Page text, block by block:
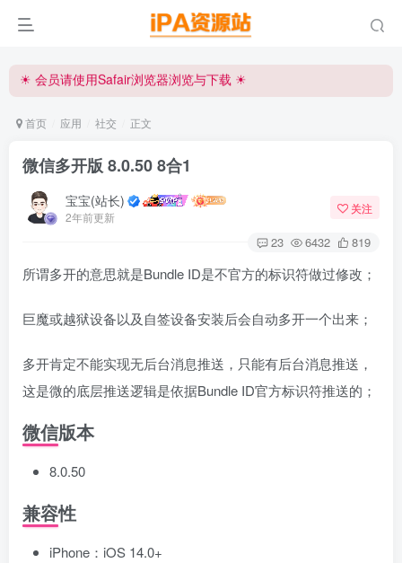
iPA资源站官方唯一客服微信:15504815558
iPA资源站官方唯一客服微信:15504815558
首页 应用 社交 正文
微信多开版 8.0.50 8合1
宝宝(站长)
2年前更新
关注
23 6432 819
所谓多开的意思就是Bundle ID是不官方的标识符做过修改；
巨魔或越狱设备以及自签设备安装后会自动多开一个出来；
多开肯定不能实现无后台消息推送，只能有后台消息推送，
这是微的底层推送逻辑是依据Bundle ID官方标识符推送的；
微信版本
8.0.50
兼容性
iPhone：iOS 14.0+